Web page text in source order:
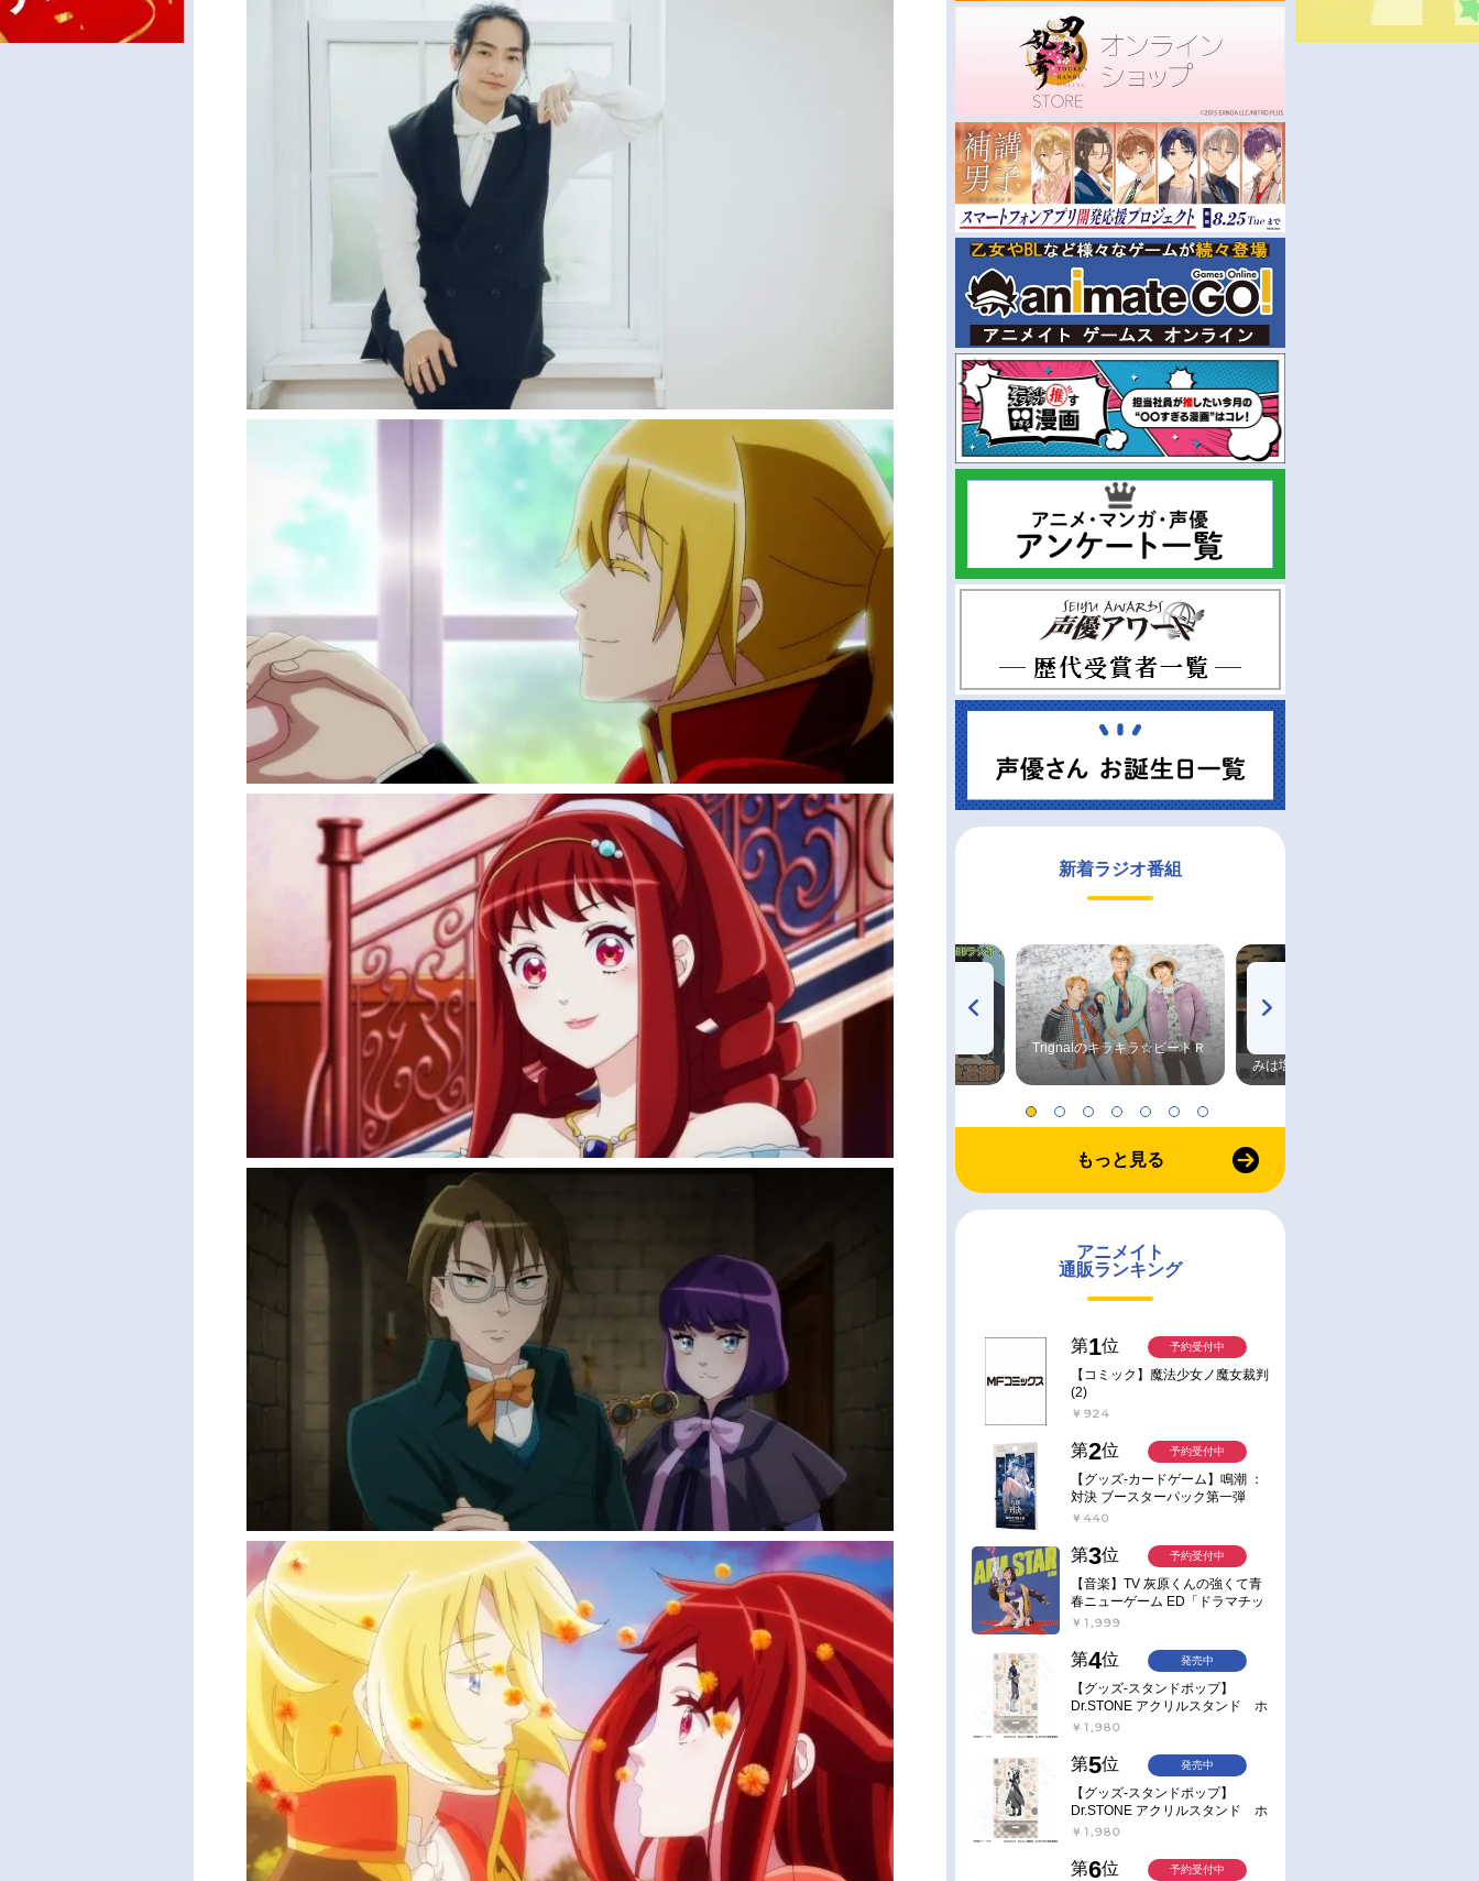
新着ラジオ番組
TVアニメ『戦隊大失格』
radio 大直会 2nd season
Trignalのキラキラ☆ビートＲ
みは塩だけ
もっと見る
アニメイト
通販ランキング
第1位
【コミック】魔法少女ノ魔女裁判
(2)
￥924
予約受付中
第2位
【グッズ-カードゲーム】鳴潮 ：
対決 ブースターパック第一弾
【ポイント2倍】
￥440
予約受付中
第3位
【音楽】TV 灰原くんの強くて青
春ニューゲーム ED「ドラマチッ
ク逃避行」収録シングル AIM
￥1,999
予約受付中
第4位
【グッズ-スタンドポップ】
Dr.STONE アクリルスタンド ホ
ワイマンといっしょver. スタン
￥1,980
発売中
第5位
【グッズ-スタンドポップ】
Dr.STONE アクリルスタンド ホ
ワイマンといっしょver. Dr.ゼノ
￥1,980
発売中
第6位 予約受付中